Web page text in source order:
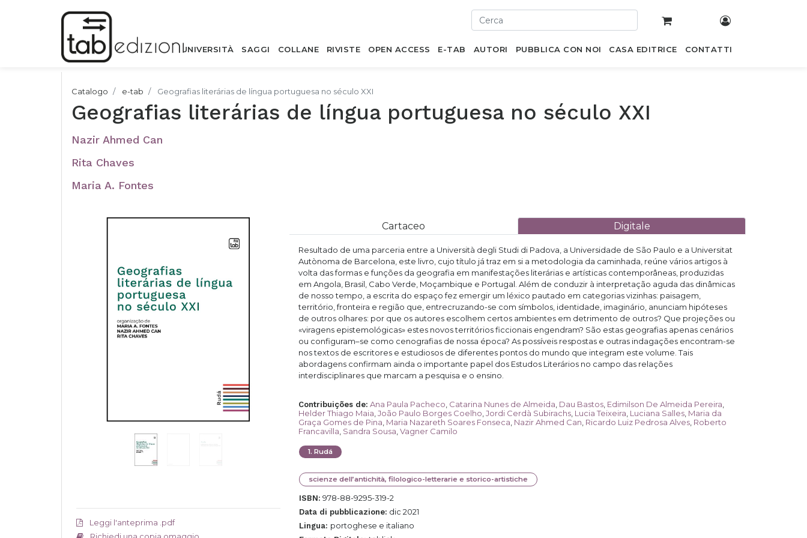
UNIVERSITÀ SAGGI COLLANE RIVISTE OPEN ACCESS E-TAB AUTORI PUBBLICA CON NOI CASA EDITRICE CONTATTI
Catalogo e-tab Geografias literárias de língua portuguesa no século XXI
Geografias literárias de língua portuguesa no século XXI
Nazir Ahmed Can
Rita Chaves
Maria A. Fontes
Leggi l'anteprima .pdf
Cartaceo Digitale
Resultado de uma parceria entre a Università degli Studi di Padova, a Universidade de São Paulo e a Universitat
Autònoma de Barcelona, este livro, cujo título já traz em si a metodologia da caminhada, reúne vários artigos à
volta das formas e funções da geografia em manifestações literárias e artísticas contemporâneas, produzidas
em Angola, Brasil, Cabo Verde, Moçambique e Portugal. Além de conduzir à interpretação aguda das dinâmicas
de nosso tempo, a escrita do espaço fez emergir um léxico pautado em categorias vizinhas: paisagem,
território, fronteira e região que, entrecruzando-se com símbolos, identidade, imaginário, anunciam hipóteses
de outros olhares: por que os autores escolhem certos ambientes em detrimento de outros? Que projeções ou
«viragens epistemológicas» estes novos territórios ficcionais engendram? São estas geografias apenas cenários
ou configuram–se como cenografias de nossa época? As possíveis respostas e outras indagações encontram-se
nos textos de escritores e estudiosos de diferentes pontos do mundo que integram este volume. Tais
abordagens confirmam ainda o importante papel dos Estudos Literários no campo das relações
interdisciplinares que marcam a pesquisa e o ensino.
Contribuições de: Ana Paula Pacheco Catarina Nunes de Almeida Dau Bastos Edimilson De Almeida Pereira
Helder Thiago Maia João Paulo Borges Coelho Jordi Cerdà Subirachs Lucia Teixeira Luciana Salles Maria da
Graça Gomes de Pina Maria Nazareth Soares Fonseca Nazir Ahmed Can Ricardo Luiz Pedrosa Alves Roberto
Francavilla Sandra Sousa Vagner Camilo
1. Rudá
scienze dell’antichità, filologico-letterarie e storico-artistiche
ISBN: 978-88-9295-319-2
Data di pubblicazione: dic 2021
Lingua: portoghese e italiano